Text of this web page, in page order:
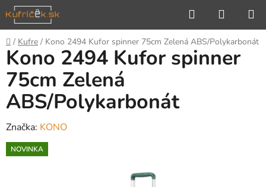
Prejsť
na
obsah
Hľadať
KOŠÍK
Domov
/ Kufre / Kono 2494 Kufor spinner 75cm Zelená ABS/Polykarbonát
Kono 2494 Kufor spinner
75cm Zelená
ABS/Polykarbonát
Značka: KONO
NOVINKA